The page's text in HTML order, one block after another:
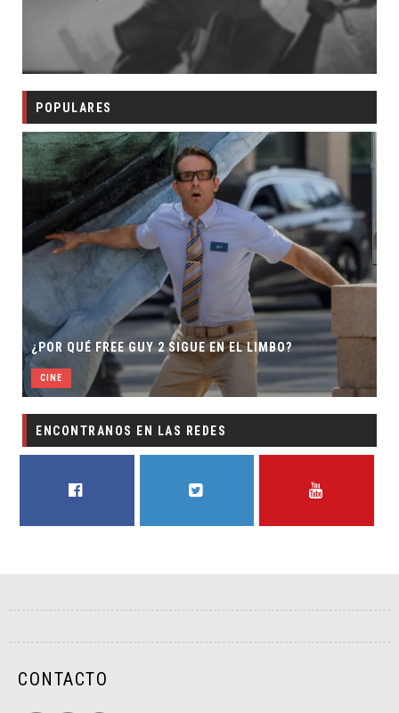
POPULARES
¿POR QUÉ FREE GUY 2 SIGUE EN EL LIMBO?
CINE
ENCONTRANOS EN LAS REDES
CONTACTO